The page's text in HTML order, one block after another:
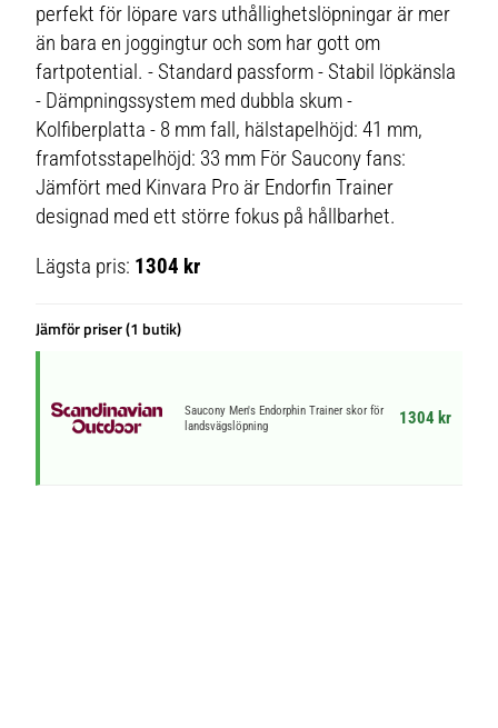
perfekt för löpare vars uthållighetslöpningar är mer
än bara en joggingtur och som har gott om
fartpotential. - Standard passform - Stabil löpkänsla
- Dämpningssystem med dubbla skum -
Kolfiberplatta - 8 mm fall, hälstapelhöjd: 41 mm,
framfotsstapelhöjd: 33 mm För Saucony fans:
Jämfört med Kinvara Pro är Endorfin Trainer
designad med ett större fokus på hållbarhet.
Lägsta pris: 1304 kr
Jämför priser (1 butik)
Saucony Men's Endorphin Trainer skor för
landsvägslöpning
1304 kr